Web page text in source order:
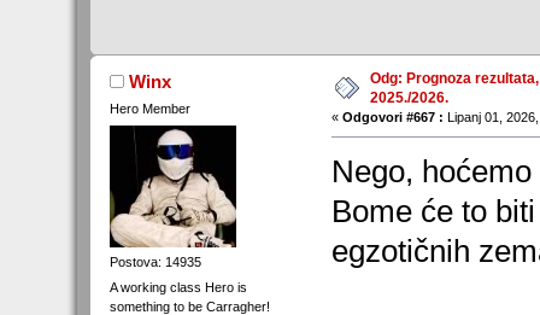
Winx
Hero Member
Postova: 14935
A working class Hero is
something to be Carragher!
Odg: Prognoza
2025./2026.
« Odgovori #667 : Lipanj 01,
Nego,
Bome će to
egzotičnih